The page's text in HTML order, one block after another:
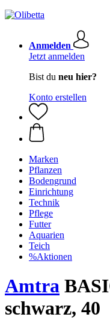
Anmelden
Jetzt anmelden
Bist du neu hier?
Konto erstellen
Marken
Pflanzen
Bodengrund
Einrichtung
Technik
Pflege
Futter
Aquarien
Teich
%Aktionen
Amtra
schwarz, 40